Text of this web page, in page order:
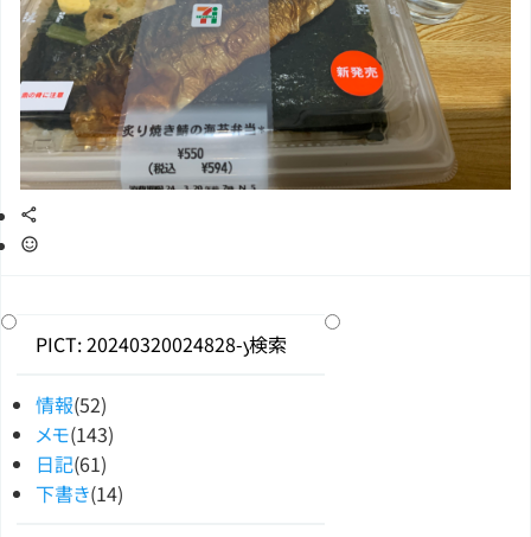
情報(52)
メモ(143)
日記(61)
下書き(14)